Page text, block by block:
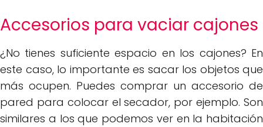
Accesorios para vaciar cajones
¿No tienes suficiente espacio en los cajones? En
este caso, lo importante es sacar los objetos que
más ocupen. Puedes comprar un accesorio de
pared para colocar el secador, por ejemplo. Son
similares a los que podemos ver en la habitación